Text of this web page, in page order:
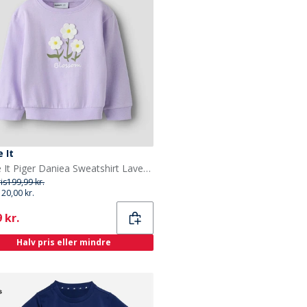
It
Name It Piger Daniea Sweatshirt Lavendula
199,99 kr.
kr.
kr.
Halv pris eller mindre